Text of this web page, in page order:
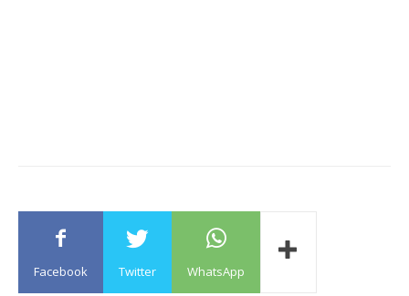
Facebook Twitter WhatsApp